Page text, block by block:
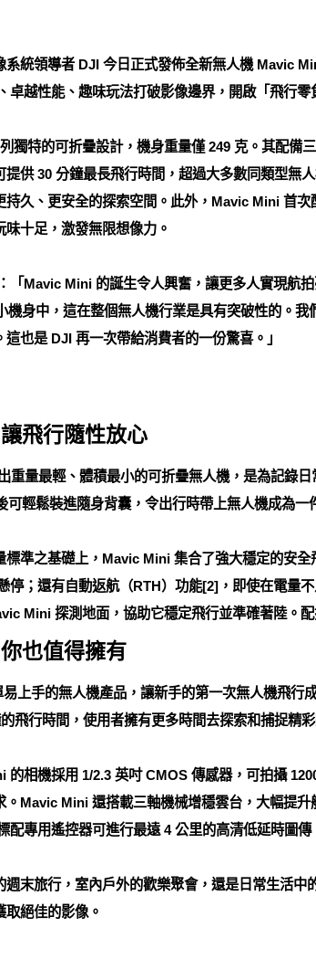
系統領導者 DJI 今日正式發佈全新無人機 Mavic
卓越性能、趣味玩法打破影像邊界，開啟「飛行零
獨特的可折疊設計，機身重量僅 249 克。其配備
提供 30 分鐘最長飛行時間，超過大多數同類型無
持久、更安全的探索空間。此外，Mavic Mini 首
十足，激發無限想像力。
「Mavic Mini 的誕生令人興奮，讓更多人實現航
機身中，這在整個無人機行業是具有突破性的。
也是 DJI 再一次帶給消費者的一份驚喜。」
飛行隨性放心
重量最輕、體積最小的可折疊無人機，是為記錄
可輕鬆裝進隨身背囊，令出行時帶上無人機成為一
標準之基礎上，Mavic Mini 集合了強大穩定的安
停；還有自動返航（RTH）功能[2]，即使在電量
Mini 探測地面，協助它穩定飛行並準確著陸。
也值得擁有
易上手的無人機產品，讓新手的第一次無人機飛
飛行時間，使用者擁有更多時間去探索和捕捉精彩
的相機採用 1/2.3 英吋 CMOS 傳感器，可拍攝
。Mavic Mini 還搭載三軸機械增穩雲台，大幅提
專用遙控器可進行最遠 4 公里的高清低延時圖
週末旅行，室內戶外的歡樂聚會，還是日常生活
絕佳的影像。